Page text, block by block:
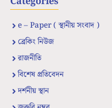
e – Paper ( স্থানীয় সংবাদ )
ব্রেকিং নিউজ
রাজনীতি
বিশেষ প্রতিবেদন
দর্শনীয় স্থান